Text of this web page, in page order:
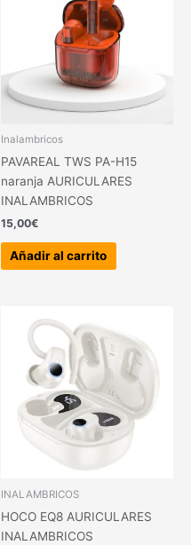
Inalambricos
PAVAREAL TWS PA-H15
naranja AURICULARES
INALAMBRICOS
15,00€
Añadir al carrito
INALAMBRICOS
HOCO EQ8 AURICULARES
INALAMBRICOS